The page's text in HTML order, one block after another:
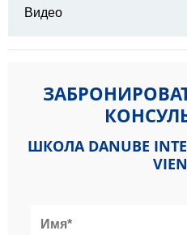
Видео
ШКОЛА DANUBE